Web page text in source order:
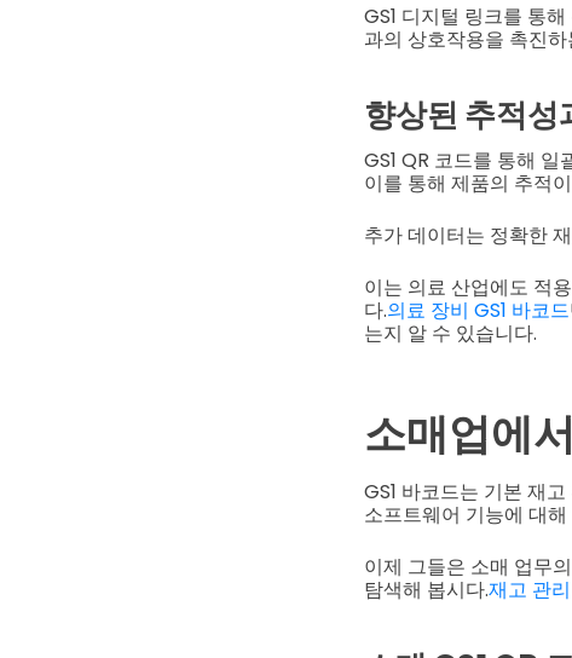
GS1 디지털 링크를 통
과의 상호작용을 촉진
향상된 추적성
GS1 QR 코드를 통해
이를 통해 제품의 추적
추가 데이터는 정확한
이는 의료 산업에도 적
다.의료 장비 GS1 바코드
는지 알 수 있습니다.
소매업에
GS1 바코드는 기본 재
소프트웨어 기능에 대
이제 그들은 소매 업무
탐색해 봅시다.재고 관리